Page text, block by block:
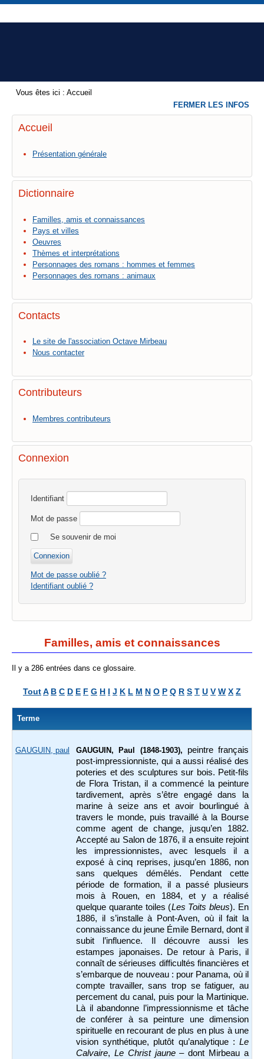
Vous êtes ici : Accueil
Accueil
Présentation générale
Dictionnaire
Familles, amis et connaissances
Pays et villes
Oeuvres
Thèmes et interprétations
Personnages des romans : hommes et femmes
Personnages des romans : animaux
Contacts
Le site de l'association Octave Mirbeau
Nous contacter
Contributeurs
Membres contributeurs
Connexion
Identifiant
Mot de passe
Se souvenir de moi
Mot de passe oublié ?
Identifiant oublié ?
Familles, amis et connaissances
Il y a 286 entrées dans ce glossaire.
ToutA B C D E F G H I J K L M N O P Q R S T U V W X Z
Terme
GAUGUIN, paul GAUGUIN, Paul (1848-1903),
peintre français
post-impressionniste, qui a aussi réalisé des
poteries et des sculptures sur bois. Petit-fils
de Flora Tristan, il a commencé la peinture
tardivement, après s’être engagé dans la
marine à seize ans et avoir bourlingué à
travers le monde, puis travaillé à la Bourse
comme agent de change, jusqu’en 1882.
Accepté au Salon de 1876, il a ensuite rejoint
les impressionnistes, avec lesquels il a
exposé à cinq reprises, jusqu’en 1886, non
sans quelques démêlés. Pendant cette
période de formation, il a passé plusieurs
mois à Rouen, en 1884, et y a réalisé
quelque quarante toiles (Les Toits bleus). En
1886, il s’installe à Pont-Aven, où il fait la
connaissance du jeune Émile Bernard, dont il
subit l’influence. Il découvre aussi les
estampes japonaises. De retour à Paris, il
connaît de sérieuses difficultés financières et
s’embarque de nouveau : pour Panama, où il
compte travailler, sans trop se fatiguer, au
percement du canal, puis pour la Martinique.
Là il abandonne l’impressionnisme et tâche
de conférer à sa peinture une dimension
spirituelle en recourant de plus en plus à une
vision synthétique, plutôt qu’analytique : Le
Calvaire, Le Christ jaune– dont Mirbeau a
FERMER LES INFOS